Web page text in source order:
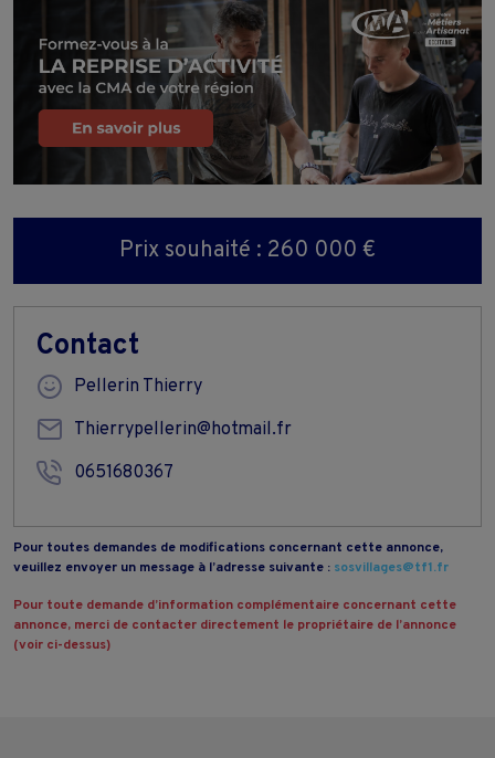
Prix souhaité : 260 000 €
Contact
Pellerin Thierry
Thierrypellerin@hotmail.fr
0651680367
Pour toutes demandes de modifications concernant cette annonce,
veuillez envoyer un message à l’adresse suivante : sosvillages@tf1.fr
Pour toute demande d’information complémentaire concernant cette
annonce, merci de contacter directement le propriétaire de l’annonce
(voir ci-dessus)